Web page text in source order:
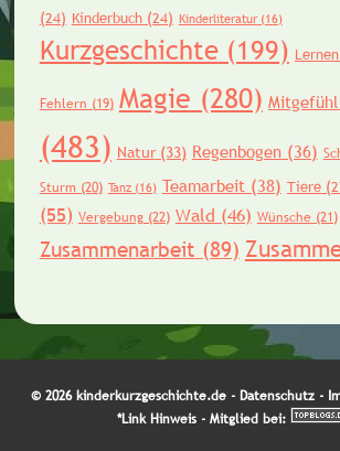
(24) Kinderbuch(24) Kinderliteratur(16)
Kurzgeschichte(199) Lernen
Fehlern (19) Magie (280) Mitgefühl
(483) Natur(33) Regenbogen(36)
Sturm(20) Tanz(16) Teamarbeit(38) Tiere
(55) Vergebung(22) Wald (46) Wünsche (21)
Zusammenarbeit (89)
© 2026 kinderkurzgeschichte.de - Datenschutz -
*Link Hinweis- Mitglied bei: